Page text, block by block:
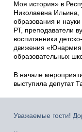
Моя история» в
Николаевна Ильина,
образования и
РТ, преподаватели
воспитанники
движения
образовательных
В начале
выступила депутат
Уважаемые гости!